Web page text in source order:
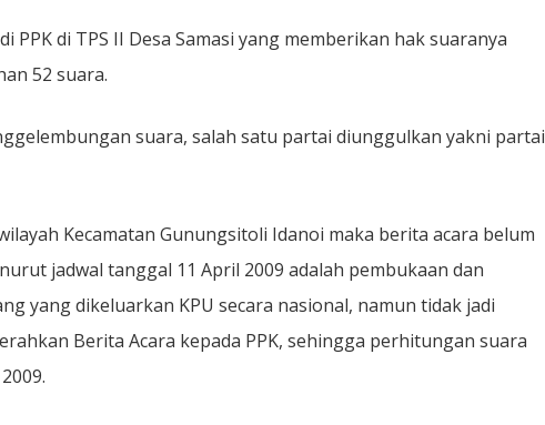
PPK di TPS II Desa Samasi yang memberikan hak suaranya
52 suara.
suara, salah satu partai diunggulkan yakni partai
Kecamatan Gunungsitoli Idanoi maka berita acara belum
jadwal tanggal 11 April 2009 adalah pembukaan dan
yang dikeluarkan KPU secara nasional, namun tidak jadi
Berita Acara kepada PPK, sehingga perhitungan suara